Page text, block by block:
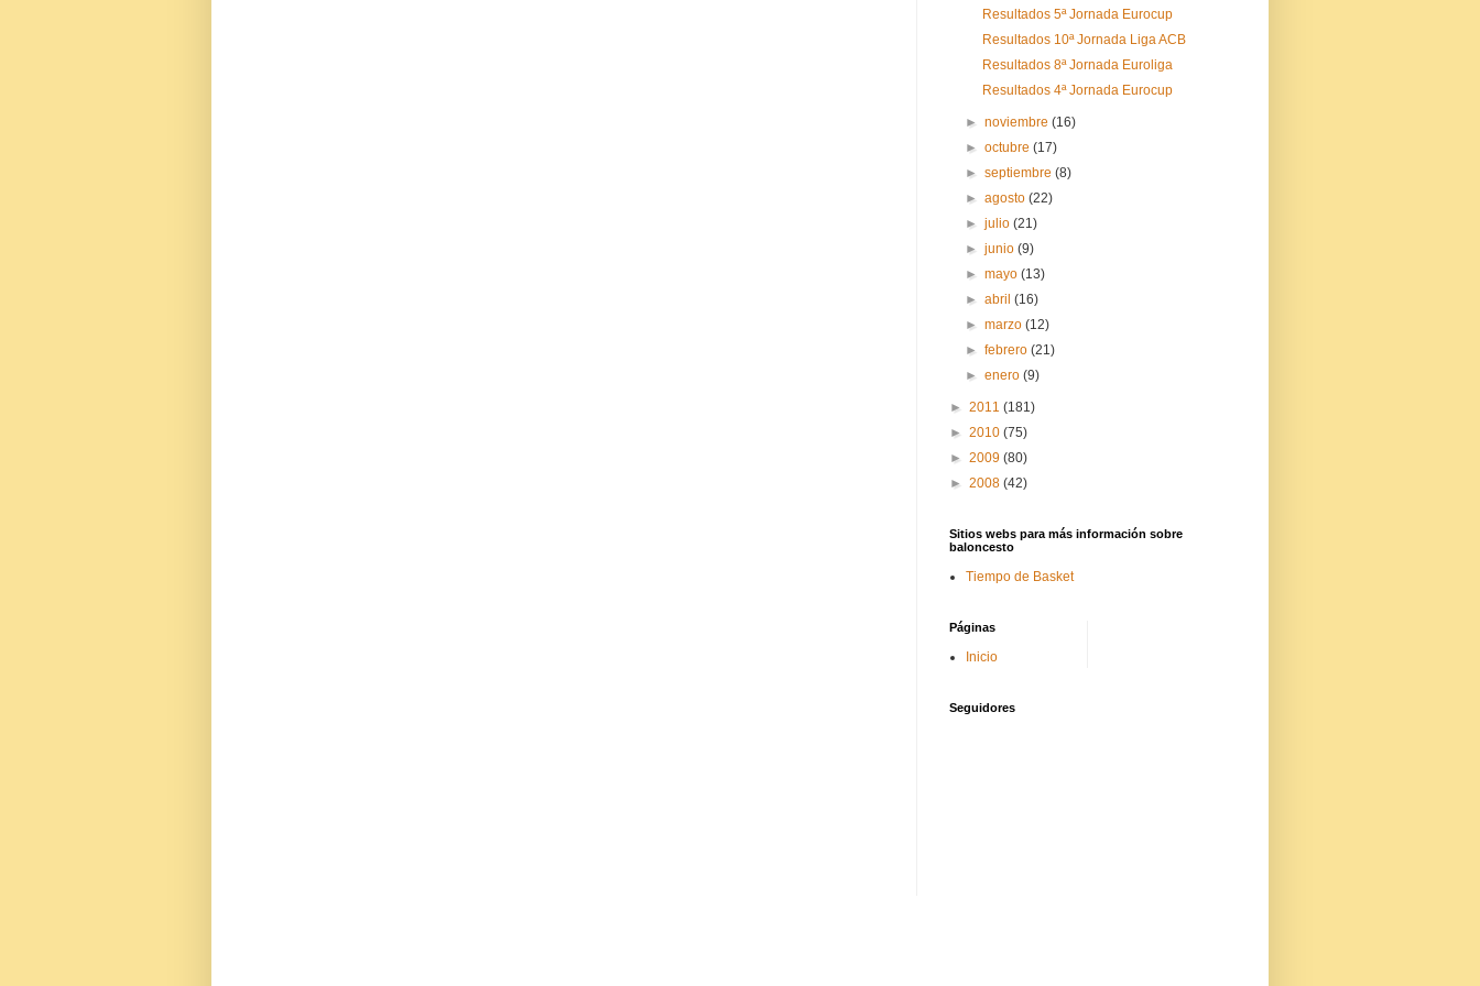
Resultados 5ª Jornada Eurocup
Resultados 10ª Jornada Liga ACB
Resultados 8ª Jornada Euroliga
Resultados 4ª Jornada Eurocup
►noviembre(16)
►octubre(17)
►septiembre(8)
►agosto(22)
►julio(21)
►junio(9)
►mayo(13)
►abril(16)
►marzo(12)
►febrero(21)
►enero(9)
► 2011 (181)
► 2010 (75)
► 2009 (80)
► 2008 (42)
Sitios webs para más información sobre
baloncesto
Tiempo de Basket
Páginas
Inicio
Seguidores